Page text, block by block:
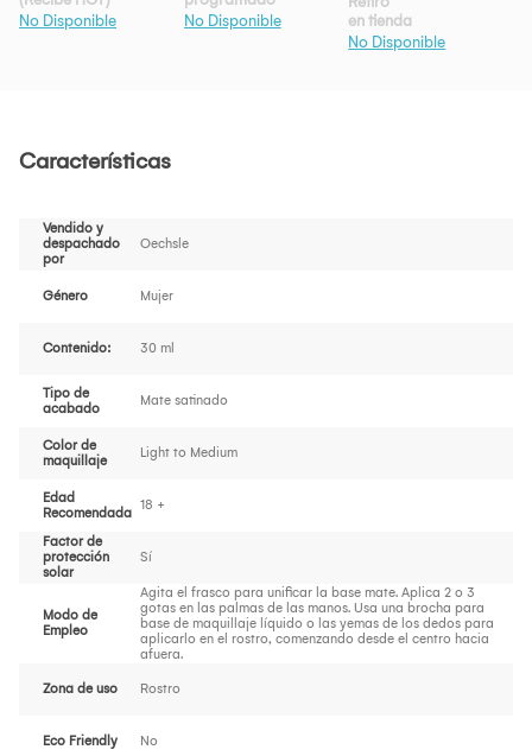
No Disponible
No Disponible
en tienda
No Disponible
Características
Vendido y
despachado
por
Oechsle
Género Mujer
Contenido: 30 ml
Tipo de
acabado
Mate satinado
Color de
maquillaje
Light to Medium
Edad
Recomendada
18 +
Factor de
protección
solar
Sí
Modo de
Empleo
Agita el frasco para unificar la base mate. Aplica 2 o 3
gotas en las palmas de las manos. Usa una brocha para
base de maquillaje líquido o las yemas de los dedos para
aplicarlo en el rostro, comenzando desde el centro hacia
afuera.
Zona de uso Rostro
Eco Friendly No